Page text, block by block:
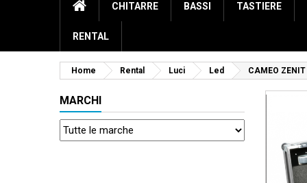
CHITARRE BASSI TASTIERE
RENTAL
Home Rental Luci Led CAMEO
MARCHI